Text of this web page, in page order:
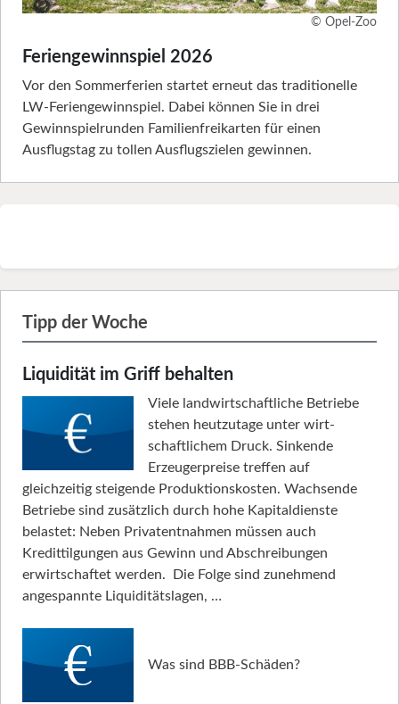
© Opel-Zoo
Feriengewinnspiel 2026
Vor den Sommerferien startet erneut das traditionelle
LW-Feriengewinnspiel. Dabei können Sie in drei
Gewinnspielrunden Familienfreikarten für einen
Ausflugstag zu tollen Ausflugszielen gewinnen.
Tipp der Woche
Liquidität im Griff behalten
Viele landwirtschaftliche Betriebe
stehen heutzutage unter wirt­
schaftlichem Druck. Sinkende
Erzeugerpreise treffen auf
gleichzeitig steigende Produktionskosten. Wachsende
Betriebe sind zusätzlich durch hohe Kapitaldienste
belastet: Neben Privatentnahmen müssen auch
Kredittilgungen aus Gewinn und Abschreibungen
erwirtschaftet werden. Die Folge sind zunehmend
angespannte Liquiditätslagen, …
Was sind BBB-Schäden?